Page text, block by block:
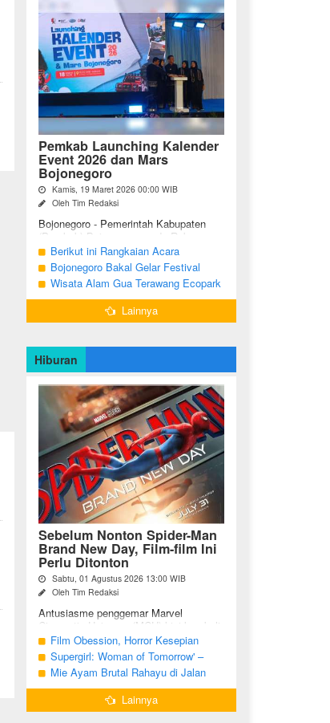
Pemkab Launching Kalender
Event 2026 dan Mars
Bojonegoro
Kamis, 19 Maret 2026 00:00 WIB
Oleh Tim Redaksi
Bojonegoro - Pemerintah Kabupaten
(Pemkab) Bojonegoro, pada Rabu
malam (18/03/2026), bertempat di Jalan
Mas Tumapel Bojoonegoro,
melaunching Kalender Event
Bojonegoro ...
Berikut ini Rangkaian Acara
Peringatan Hari Jadi Bojonegoro Ke-
348 Tahun 2025
Bojonegoro Bakal Gelar Festival
Geopark 2025
Wisata Alam Gua Terawang Ecopark
Blora Kini Semakin Menarik
Lainnya
Hiburan
Sebelum Nonton Spider-Man
Brand New Day, Film-film Ini
Perlu Ditonton
Sabtu, 01 Agustus 2026 13:00 WIB
Oleh Tim Redaksi
Antusiasme penggemar Marvel
Cinematic Universe (MCU) kini kembali
meningkat seiring tayangnya
petualangan terbaru Spider-Man Brand
New Day. Bagi penggemar garis ...
Film Obession, Horror Kesepian
Generasi Saat Ini
Supergirl: Woman of Tomorrow' –
Potensi yang Terperangkap dalam
Narasi Generik
Mie Ayam Brutal Rahayu di Jalan
Pemuda Bojonegoro, Kuliner dengan
Banyak Pilihan Menu
Lainnya